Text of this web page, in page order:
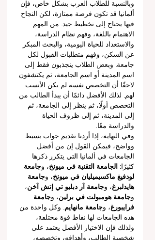
وبالنسبة للطلاب العرب بشكل خاص، فإن
ألمانيا قد تكون فرصة ممتازة، لكن النجاح
فيها يحتاج إلى تخطيط جيد. من المهم
الاهتمام باللغة، وفهم نظام الدراسة،
والاستعداد للحياة اليومية، والبحث المبكر
عن السكن، وفهم متطلبات القبول لكل
جامعة. وبعض الطلاب ينجذبون فقط إلى
اسم المدينة أو اسم الجامعة، ثم يكتشفون
لاحقًا أن التخصص نفسه لم يكن الأنسب
لهم. لذلك الأفضل دائمًا أن يبدأ الطالب من
التخصص أولًا، ثم ينظر إلى الجامعة، ثم
إلى المدينة، ثم إلى ظروف الحياة
والدراسة معًا.
وفي النهاية، إذا أردنا تقديم جواب بسيط
وواضح، فيمكن القول إن من أفضل
الجامعات في ألمانيا التي يتكرر ذكرها
كثيرًا: الجامعة التقنية في ميونخ، وجامعة
لودفيغ ماكسيميليان في ميونخ، وجامعة
هايدلبرغ، وجامعة آر دبليو تي إتش آخن،
وجامعة هومبولت في برلين، وجامعة
فرايبورغ، وجامعة مانهايم . وكل واحدة من
هذه الجامعات لها نقاط قوة مختلفة،
ولذلك فإن الاختيار الأفضل يعتمد على
شخصية الطالب، وأهدافه، وتخصصه،